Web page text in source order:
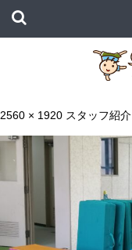
2560 × 1920 スタッフ紹介